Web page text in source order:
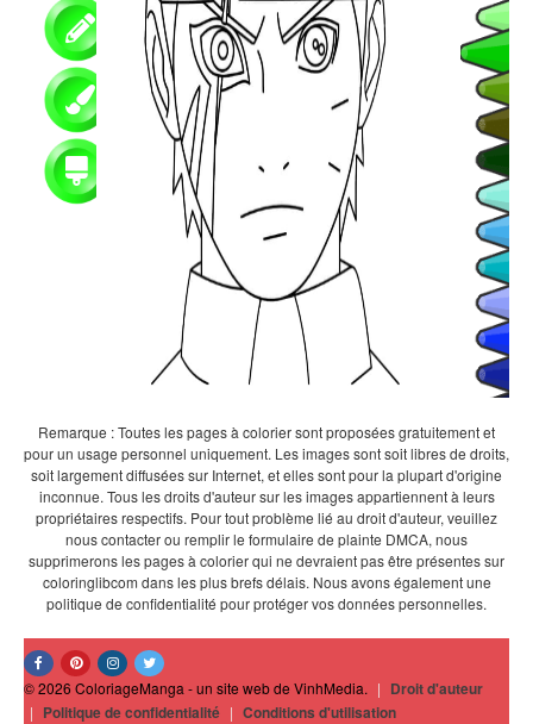
Remarque : Toutes les pages à colorier sont proposées gratuitement et
pour un usage personnel uniquement. Les images sont soit libres de droits,
soit largement diffusées sur Internet, et elles sont pour la plupart d'origine
inconnue. Tous les droits d'auteur sur les images appartiennent à leurs
propriétaires respectifs. Pour tout problème lié au droit d'auteur, veuillez
nous contacter ou remplir le formulaire de plainte DMCA, nous
supprimerons les pages à colorier qui ne devraient pas être présentes sur
coloringlibcom dans les plus brefs délais. Nous avons également une
politique de confidentialité pour protéger vos données personnelles.
© 2026 ColoriageManga - un site web de VinhMedia. | Droit d'auteur
| Politique de confidentialité | Conditions d'utilisation